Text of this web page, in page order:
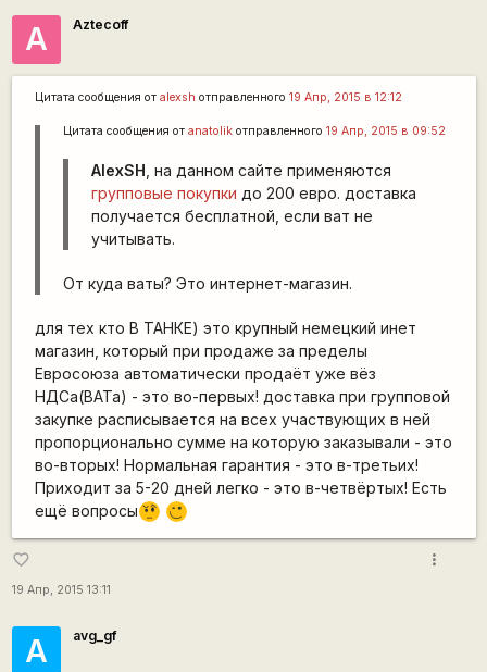
A Aztecoff
Цитата сообщения от alexsh отправленного 19 Апр, 2015 в 12:12
Цитата сообщения от anatolikотправленного 19 Апр, 2015 в 09:52
AlexSH , на данном сайте применяются
групповые покупки до 200 евро. доставка
получается бесплатной, если ват не
учитывать.
От куда ваты? Это интернет-магазин.
для тех кто В ТАНКЕ) это крупный немецкий инет
магазин, который при продаже за пределы
Евросоюза автоматически продаёт уже вёз
НДСа(ВАТа) - это во-первых! доставка при групповой
закупке расписывается на всех участвующих в ней
пропорционально сумме на которую заказывали - это
во-вторых! Нормальная гарантия - это в-третьих!
Приходит за 5-20 дней легко - это в-четвёртых! Есть
ещё вопросы??? ,-)
favorite_border
19 Апр, 2015 13:11
more_vert
А avg_gf